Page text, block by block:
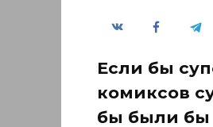
Если бы
комиксов
бы были бы